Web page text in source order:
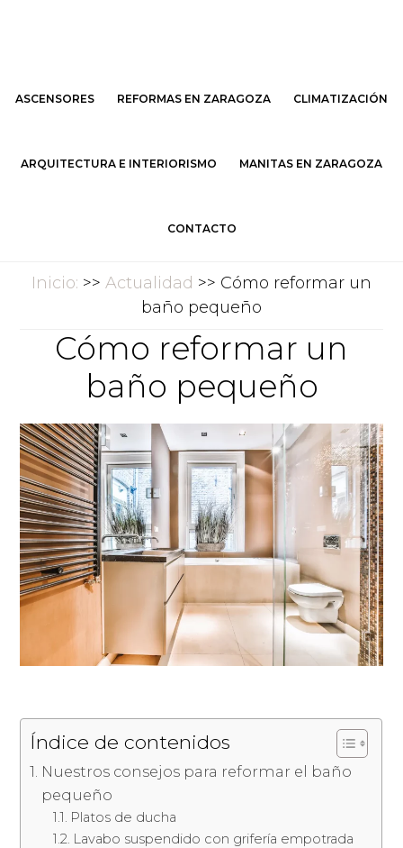
página
ASCENSORES REFORMAS EN ZARAGOZA CLIMATIZACIÓN
ARQUITECTURA E INTERIORISMO MANITAS EN ZARAGOZA
CONTACTO
Inicio: >> Actualidad >> Cómo reformar un
baño pequeño
Cómo reformar un
baño pequeño
Índice de contenidos
Nuestros consejos para reformar el baño
pequeño
Platos de ducha
Lavabo suspendido con grifería empotrada